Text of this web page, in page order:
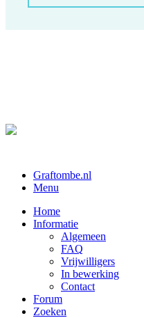
Graftombe.nl
Menu
Home
Informatie
Algemeen
FAQ
Vrijwilligers
In bewerking
Contact
Forum
Zoeken